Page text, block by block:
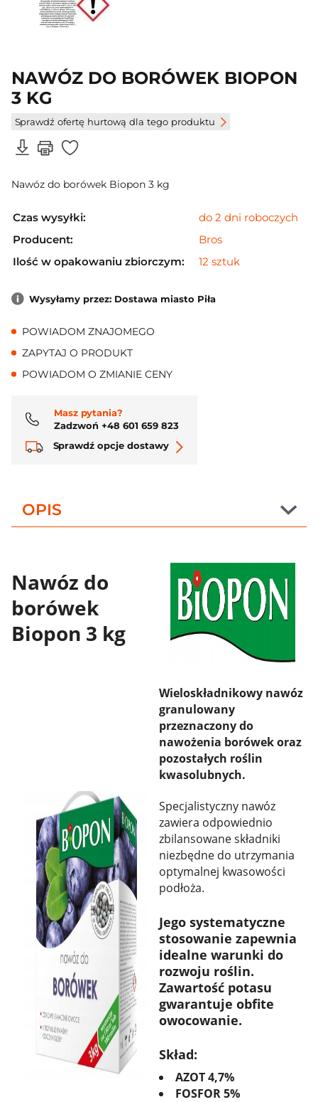
NAWÓZ DO BORÓWEK BIOPON
3 KG
Sprawdź ofertę hurtową dla tego produktu
Nawóz do borówek Biopon 3 kg
Czas wysyłki:
do 2 dni roboczych
Producent:
Bros
Ilość w opakowaniu zbiorczym:
12 sztuk
Wysyłamy przez: Dostawa miasto Piła
POWIADOM ZNAJOMEGO
ZAPYTAJ O PRODUKT
POWIADOM O ZMIANIE CENY
Masz pytania?
Zadzwoń +48 601 659 823
Sprawdź opcje dostawy
OPIS
Nawóz do
borówek
Biopon 3 kg
Wieloskładnikowy nawóz
granulowany
przeznaczony do
nawożenia borówek oraz
pozostałych roślin
kwasolubnych.
Specjalistyczny nawóz
zawiera odpowiednio
zbilansowane składniki
niezbędne do utrzymania
optymalnej kwasowości
podłoża.
Jego systematyczne
stosowanie zapewnia
idealne warunki do
rozwoju roślin.
Zawartość potasu
gwarantuje obfite
owocowanie.
Skład:
AZOT 4,7%
FOSFOR 5%